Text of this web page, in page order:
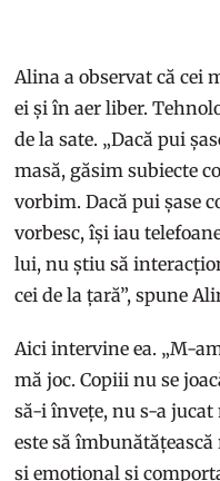
Alina a observat că cei
ei și în aer liber.
de la sate. „Dacă pui
masă, găsim subiecte
vorbim. Dacă pui șase
vorbesc, își iau
lui, nu știu să
cei de la țară”, spune
Aici intervine ea. „M-
mă joc. Copiii nu se
să-i învețe, nu s-a
este să
și emoțional și